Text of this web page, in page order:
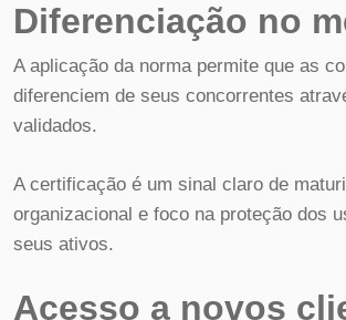
Diferenciação no
A aplicação da norma permite que as
diferenciem de seus concorrentes
validados.
A certificação é um sinal claro de
organizacional e foco na proteção dos
seus ativos.
Acesso a novos